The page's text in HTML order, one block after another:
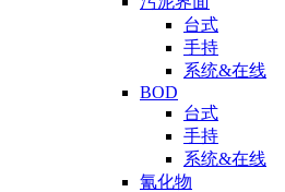
台式
手持
系统&在线
BOD
台式
手持
系统&在线
氰化物